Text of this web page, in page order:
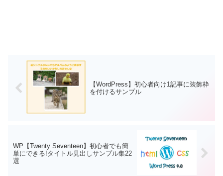
【WordPress】初心者向け1記事に装飾枠
を付けるサンプル
WP【Twenty Seventeen】初心者でも簡
単にできる!タイトル見出しサンプル集22
選